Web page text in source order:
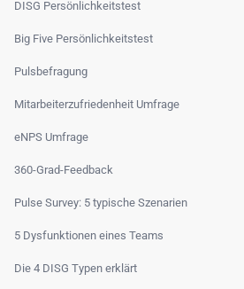
DISG Persönlichkeitstest
Big Five Persönlichkeitstest
Pulsbefragung
Mitarbeiterzufriedenheit Umfrage
eNPS Umfrage
360-Grad-Feedback
Pulse Survey: 5 typische Szenarien
5 Dysfunktionen eines Teams
Die 4 DISG Typen erklärt